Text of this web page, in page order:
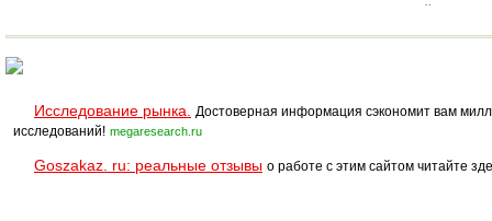
конструкций.
Исследование рынка.
Достоверная информация сэкономит вам
исследований! megaresearch.ru
Goszakaz. ru: реальные отзывы о работе с этим сайтом читайте